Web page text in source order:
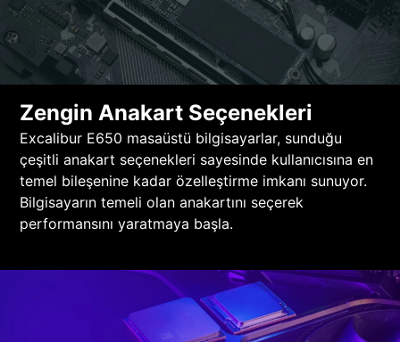
Zengin Anakart Seçenekleri
Excalibur E650 masaüstü bilgisayarlar, sunduğu
çeşitli anakart seçenekleri sayesinde kullanıcısına en
temel bileşenine kadar özelleştirme imkanı sunuyor.
Bilgisayarın temeli olan anakartını seçerek
performansını yaratmaya başla.